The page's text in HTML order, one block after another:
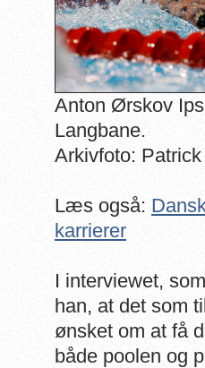
Anton Ørskov
Langbane.
Arkivfoto:
Læs også:
karrierer
I interviewet,
han, at det som
ønsket om at få
både poolen og